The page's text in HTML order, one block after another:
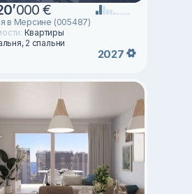
’000 €
в Мерсине (005487)
Квартиры
2 спальни
2027